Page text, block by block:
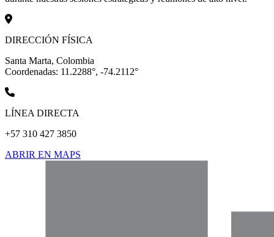
DIRECCIÓN FÍSICA
Santa Marta, Colombia
Coordenadas: 11.2288°, -74.2112°
LÍNEA DIRECTA
+57 310 427 3850
ABRIR EN MAPS